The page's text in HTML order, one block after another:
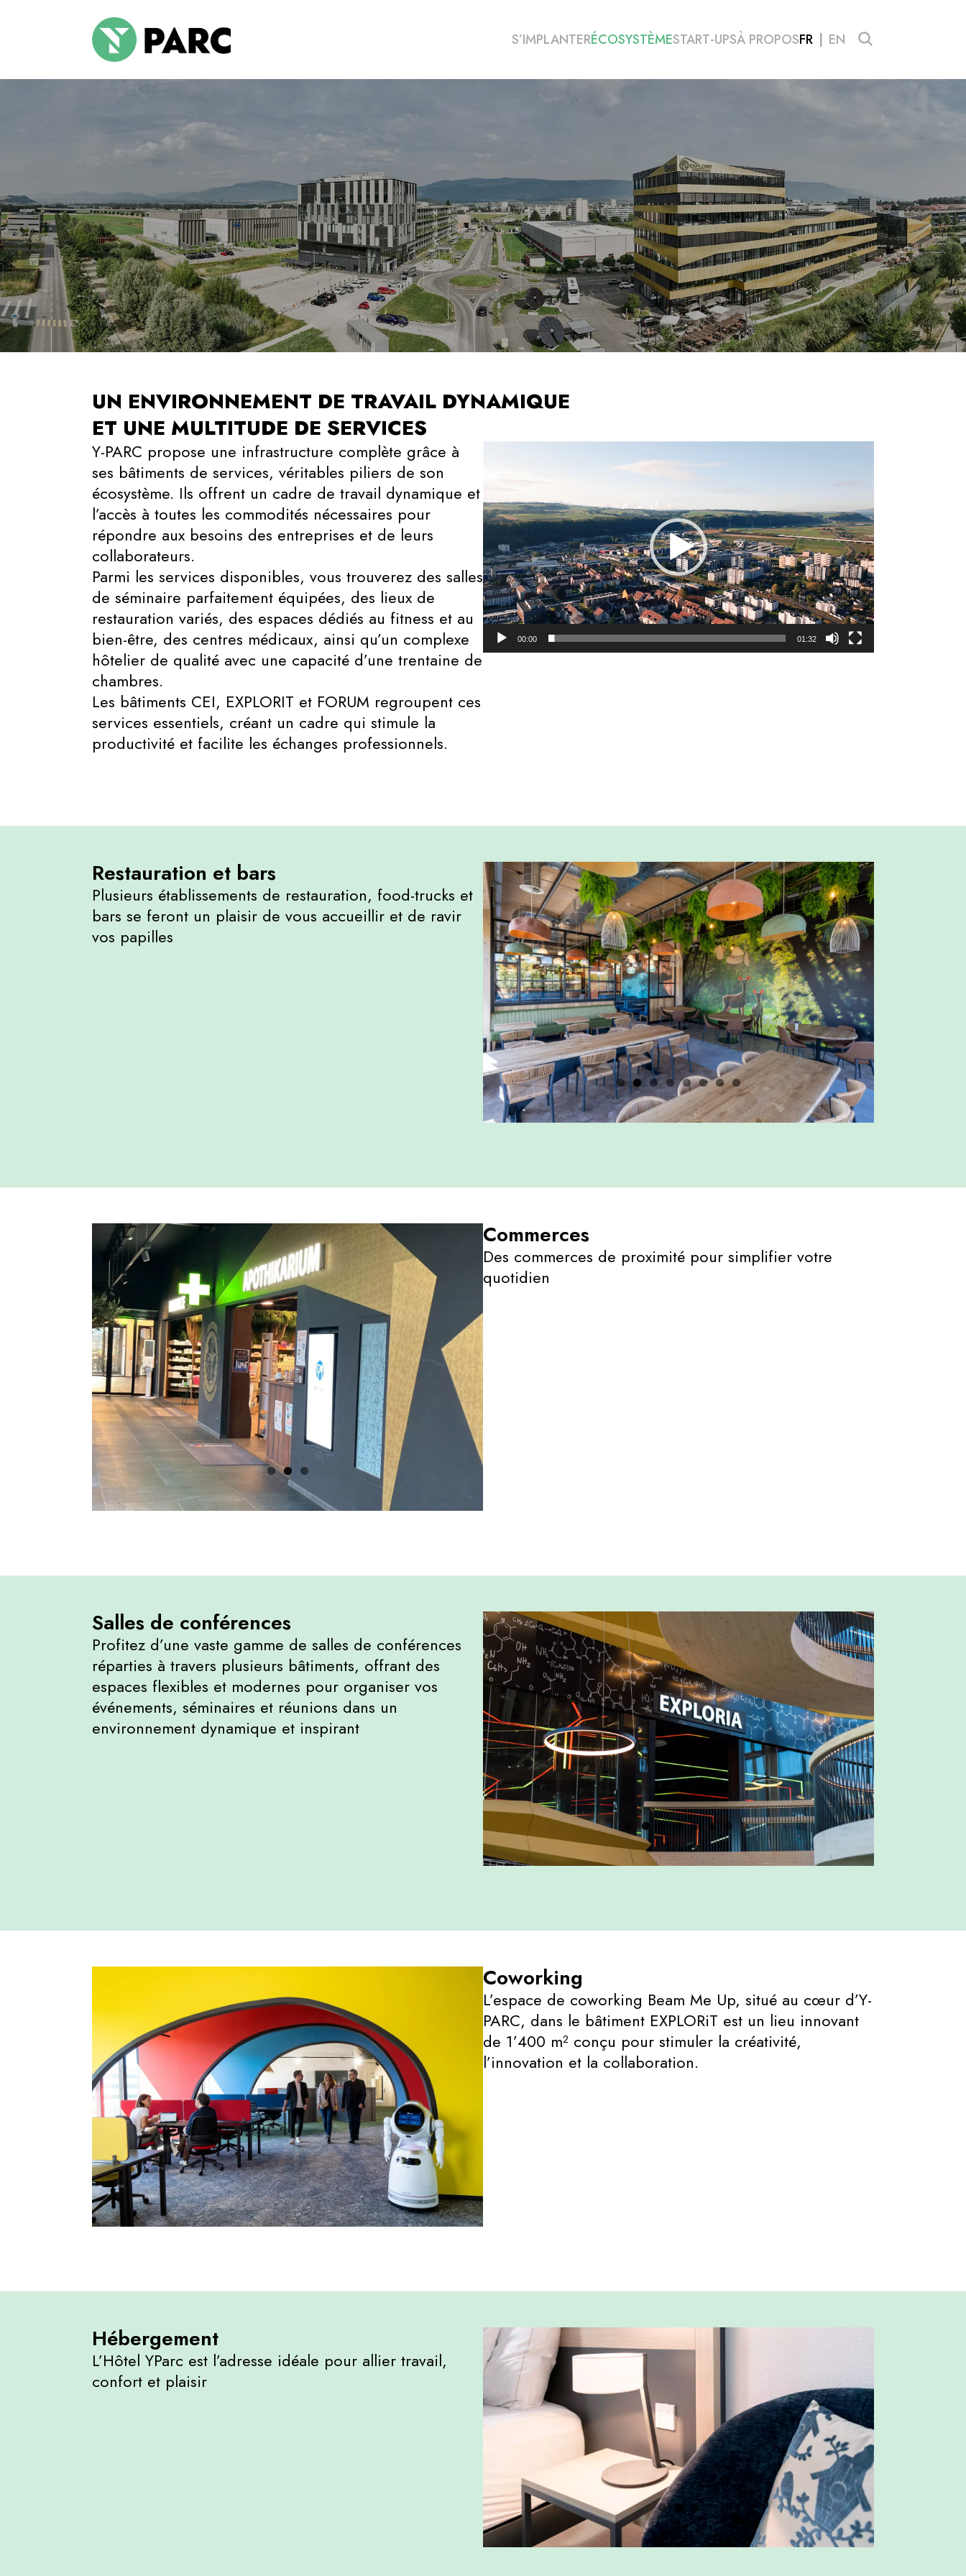
S’IMPLANTERÉCOSYSTÈMESTART-UPSÀ PROPOSFR EN
UN ENVIRONNEMENT DE TRAVAIL DYNAMIQUE
ET UNE MULTITUDE DE SERVICES
Y-PARC propose une infrastructure complète grâce à
ses bâtiments de services, véritables piliers de son
écosystème. Ils offrent un cadre de travail dynamique et
l’accès à toutes les commodités nécessaires pour
répondre aux besoins des entreprises et de leurs
collaborateurs.
Parmi les services disponibles, vous trouverez des salles
de séminaire parfaitement équipées, des lieux de
restauration variés, des espaces dédiés au fitness et au
bien-être, des centres médicaux, ainsi qu’un complexe
hôtelier de qualité avec une capacité d’une trentaine de
chambres.
Les bâtiments CEI, EXPLORIT et FORUM regroupent ces
services essentiels, créant un cadre qui stimule la
productivité et facilite les échanges professionnels.
Video
00:00 01:32
Restauration et bars
Plusieurs établissements de restauration, food-trucks et
bars se feront un plaisir de vous accueillir et de ravir
vos papilles
Commerces
Des commerces de proximité pour simplifier votre
quotidien
Salles de conférences
Profitez d’une vaste gamme de salles de conférences
réparties à travers plusieurs bâtiments, offrant des
espaces flexibles et modernes pour organiser vos
événements, séminaires et réunions dans un
environnement dynamique et inspirant
Coworking
​L’espace de coworking Beam Me Up, situé au cœur d’Y-
PARC, dans le bâtiment EXPLORiT est un lieu innovant
de 1’400 m² conçu pour stimuler la créativité,
l’innovation et la collaboration.
Hébergement
L’Hôtel YParc est l’adresse idéale pour allier travail,
confort et plaisir